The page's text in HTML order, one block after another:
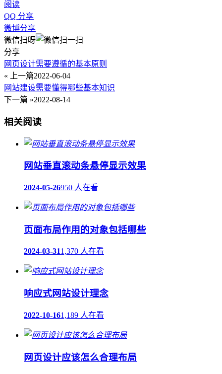
阅读
QQ 分享
微博分享
微信扫呀
分享
网页设计需要遵循的基本原则
« 上一篇2022-06-04
网站建设需要懂得哪些基本知识
下一篇 »2022-08-14
相关阅读
网站垂直滚动条悬停显示效果
2024-05-26950 人在看
页面布局作用的对象包括哪些
2024-03-311,370 人在看
响应式网站设计理念
2022-10-161,189 人在看
网页设计应该怎么合理布局